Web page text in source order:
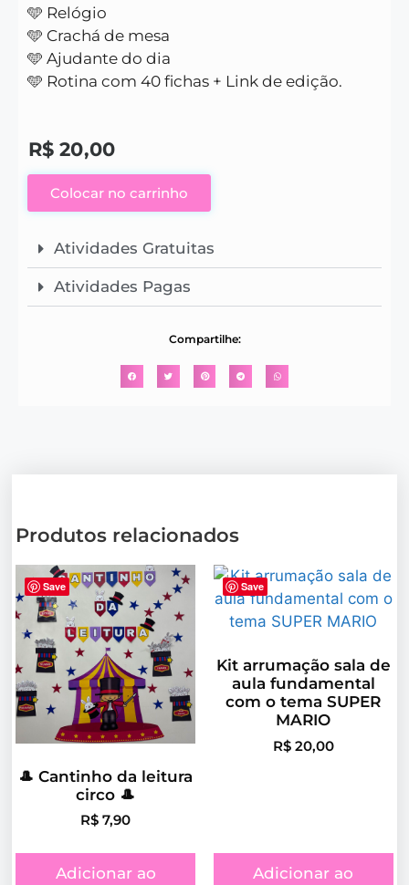
🩵 Relógio
🩵 Crachá de mesa
🩵 Ajudante do dia
🩵 Rotina com 40 fichas + Link de edição.
R$ 20,00
Colocar no carrinho
Atividades Gratuitas
Atividades Pagas
Compartilhe:
Produtos relacionados
Save
🎩 Cantinho da leitura
circo 🎩
R$ 7,90
Adicionar ao
Save
Kit arrumação sala de
aula fundamental
com o tema SUPER
MARIO
R$20,00
Adicionar ao